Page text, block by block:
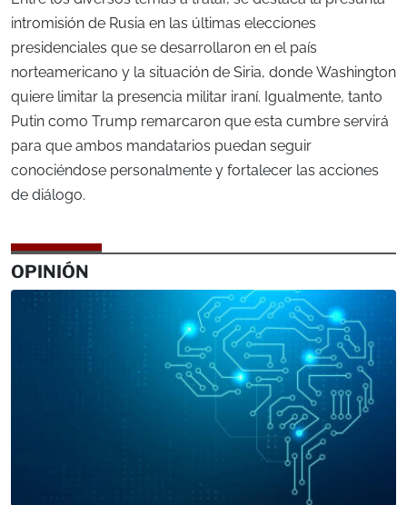
intromisión de Rusia en las últimas elecciones
presidenciales que se desarrollaron en el país
norteamericano y la situación de Siria, donde Washington
quiere limitar la presencia militar iraní. Igualmente, tanto
Putin como Trump remarcaron que esta cumbre servirá
para que ambos mandatarios puedan seguir
conociéndose personalmente y fortalecer las acciones
de diálogo.
OPINIÓN